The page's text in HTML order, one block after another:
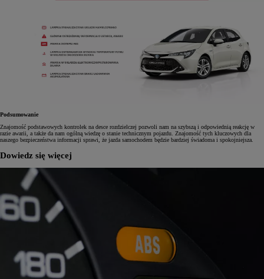
Podsumowanie
Znajomość podstawowych kontrolek na desce rozdzielczej pozwoli nam na szybszą i odpowiednią reakcję w
razie awarii, a także da nam ogólną wiedzę o stanie technicznym pojazdu. Znajomość tych kluczowych dla
naszego bezpieczeństwa informacji sprawi, że jazda samochodem będzie bardziej świadoma i spokojniejsza.
Dowiedz się więcej